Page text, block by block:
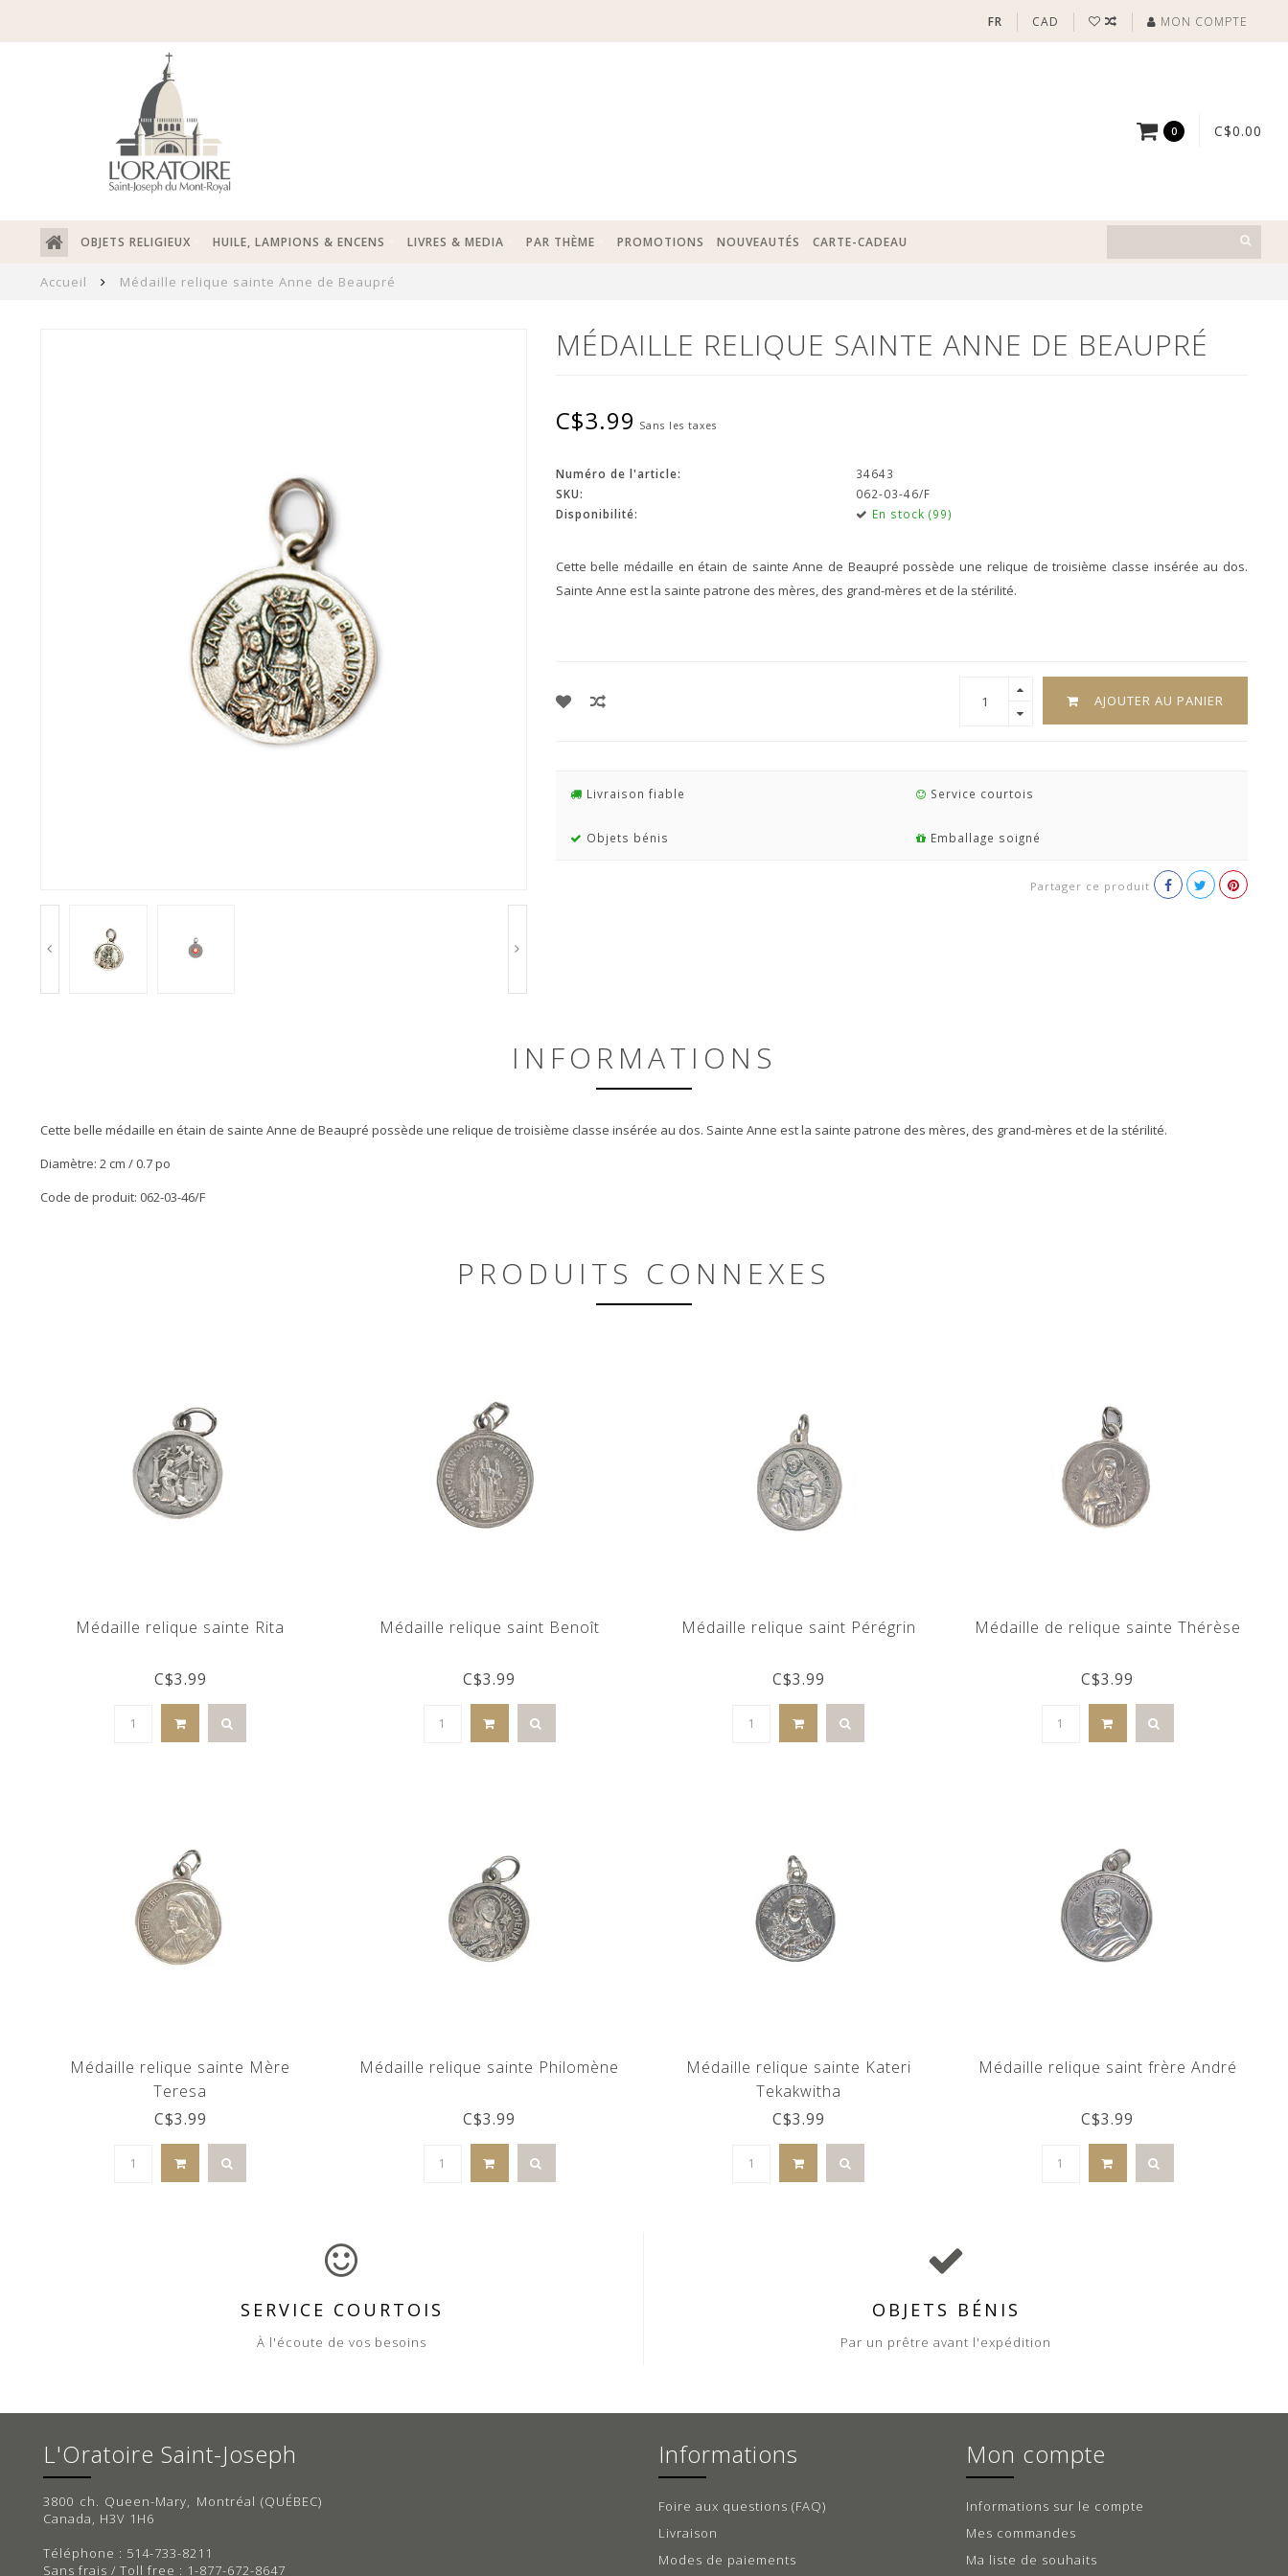
FR CAD MON COMPTE
0 C$0.00
OBJETS RELIGIEUX HUILE, LAMPIONS & ENCENS LIVRES & MEDIA PAR THÈME PROMOTIONS NOUVEAUTÉS CARTE-CADEAU
Accueil Médaille relique sainte Anne de Beaupré
MÉDAILLE RELIQUE SAINTE ANNE DE BEAUPRÉ
C$3.99 Sans les taxes
Numéro de l'article:
34643
SKU:
062-03-46/F
Disponibilité:
En stock (99)
Cette belle médaille en étain de sainte Anne de Beaupré possède une relique de troisième classe insérée au dos.
Sainte Anne est la sainte patrone des mères, des grand-mères et de la stérilité.
AJOUTER AU PANIER
Livraison fiable Service courtois
Objets bénis Emballage soigné
Partager ce produit
INFORMATIONS
Cette belle médaille en étain de sainte Anne de Beaupré possède une relique de troisième classe insérée au dos. Sainte Anne est la sainte patrone des mères, des grand-mères et de la stérilité.
Diamètre: 2 cm / 0.7 po
Code de produit: 062-03-46/F
PRODUITS CONNEXES
Médaille relique sainte Rita
C$3.99
Médaille relique saint Benoît
C$3.99
Médaille relique saint Pérégrin
C$3.99
Médaille de relique sainte Thérèse
C$3.99
Médaille relique sainte Mère
Teresa
C$3.99
Médaille relique sainte Philomène
C$3.99
Médaille relique sainte Kateri
Tekakwitha
C$3.99
Médaille relique saint frère André
C$3.99
SERVICE COURTOIS
À l'écoute de vos besoins
OBJETS BÉNIS
Par un prêtre avant l'expédition
L'Oratoire Saint-Joseph
3800 ch. Queen-Mary, Montréal (QUÉBEC)
Canada, H3V 1H6
Téléphone : 514-733-8211
Sans frais / Toll free : 1-877-672-8647
Informations
Foire aux questions (FAQ)
Livraison
Modes de paiements
Mon compte
Informations sur le compte
Mes commandes
Ma liste de souhaits